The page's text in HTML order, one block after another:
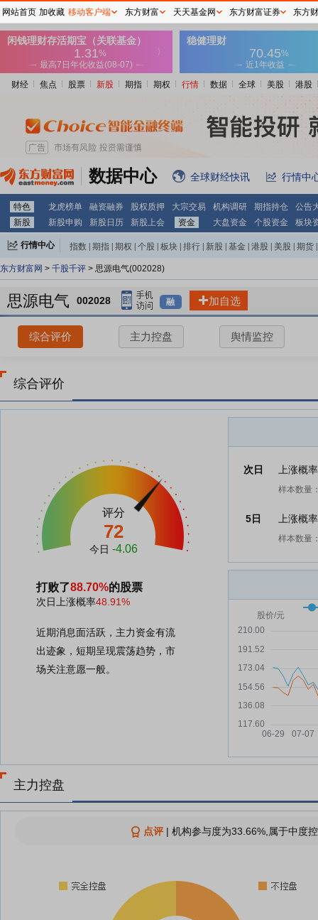
财经 焦点 股票 新股 期指 期权 行情 数据 全球 美股 港股
数据中心 全球财经快讯 行情中
特色 龙虎榜单 融资融券 股权质押 大宗交易 机构调研 期指持仓
公告
新股
新股申购 新股日历 新股上会 资金 大盘资金 个股资金 板块
行情中心 指数 期指 期权 个股 板块 排行 新股 基金 港股 美股 期货
东方财富网 > 千股千评 > 思源电气(002028)
思源电气 002028 融 加自选
综合评价 主力控盘 舆情监控
综合评价
评分
72
今日 -4.06
打败了88.70%的股票
次日上涨概率48.91%
近期消息面活跃，主力资金有流
出迹象，短期呈现震荡趋势，市
场关注意愿一般。
次日 上涨概
样本数量
5日 上涨概
样本数量
主力控盘
点评| 机构参与度为33.66%,属于中度
网站首页 加收藏 移动客户端 东方财富 天天基金网 东方财富证券 东方